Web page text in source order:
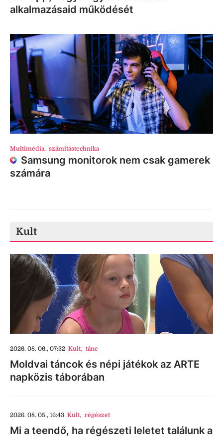
alkalmazásaid működését
Multimédia, számítástechnika
Samsung monitorok nem csak gamerek
számára
Kult
2026. 08. 06., 07:32 Kult, tánc
Moldvai táncok és népi játékok az ARTE
napközis táborában
2026. 08. 05., 16:43 Kult, régészet
Mi a teendő, ha régészeti leletet találunk a